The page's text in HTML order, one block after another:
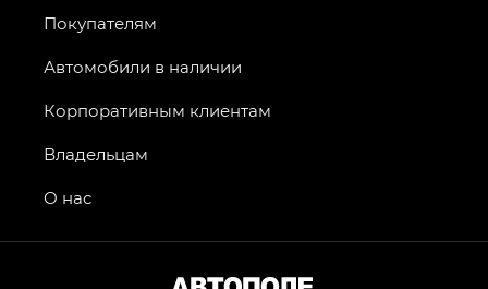
Покупателям
Автомобили в наличии
Корпоративным клиентам
Владельцам
О нас